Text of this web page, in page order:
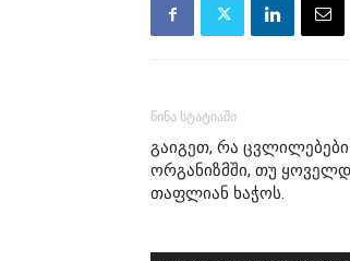
წინა სტატიაში
გაიგეთ, რა
ორგანიზმში, თუ
თაფლიან ხაჭოს.